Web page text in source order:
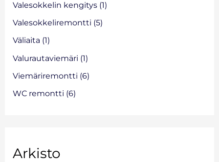
Valesokkelin kengitys (1)
Valesokkeliremontti (5)
Väliaita (1)
Valurautaviemäri (1)
Viemäriremontti (6)
WC remontti (6)
Arkisto